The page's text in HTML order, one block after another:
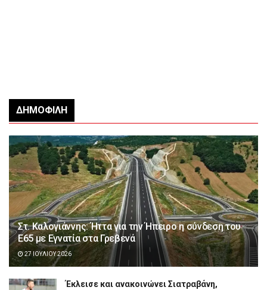
ΔΗΜΟΦΙΛΉ
Στ. Καλογιάννης: Ήττα για την Ήπειρο η σύνδεση του
Ε65 με Εγνατία στα Γρεβενά
27 ΙΟΥΛΊΟΥ 2026
Έκλεισε και ανακοινώνει Σιατραβάνη,